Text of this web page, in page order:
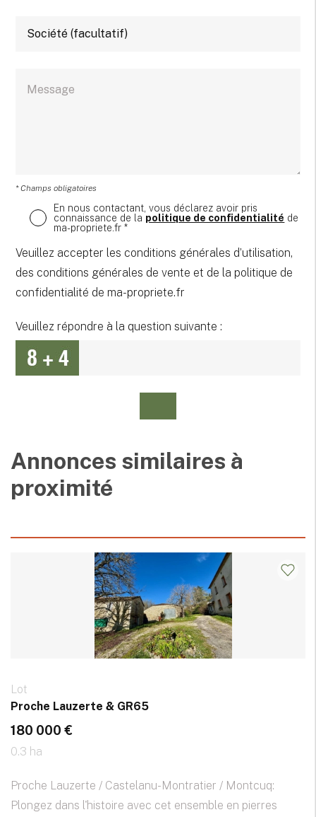
* Champs obligatoires
En nous contactant, vous déclarez avoir pris
connaissance de la politique de confidentialité de
ma-propriete.fr *
Veuillez accepter les conditions générales d’utilisation,
des conditions générales de vente et de la politique de
confidentialité de ma-propriete.fr
Veuillez répondre à la question suivante :
Annonces similaires à
proximité
Lot
Proche Lauzerte & GR65
180 000 €
0.3 ha
Proche Lauzerte / Castelanu-Montratier / Montcuq:
Plongez dans l'histoire avec cet ensemble en pierres